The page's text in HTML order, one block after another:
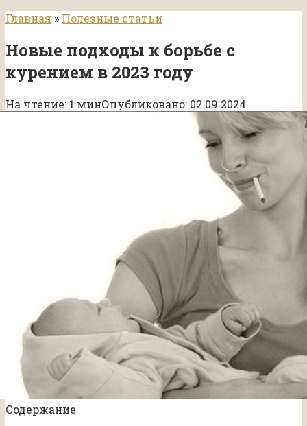
Главная » Полезные статьи
Новые подходы к борьбе с
курением в 2023 году
На чтение: 1 минОпубликовано: 02.09.2024
Содержание